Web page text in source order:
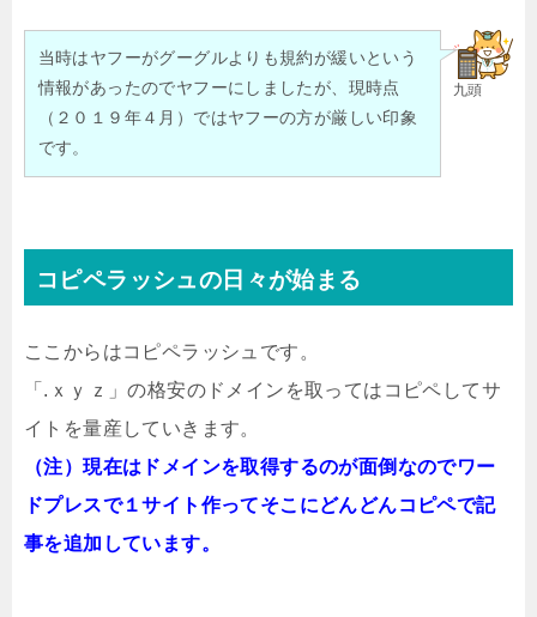
九頭
当時はヤフーがグーグルよりも規約が緩いという
情報があったのでヤフーにしましたが、現時点
（２０１９年４月）ではヤフーの方が厳しい印象
です。
コピペラッシュの日々が始まる
ここからはコピペラッシュです。
「.ｘｙｚ」の格安のドメインを取ってはコピペしてサ
イトを量産していきます。
（注）現在はドメインを取得するのが面倒なのでワー
ドプレスで１サイト作ってそこにどんどんコピペで記
事を追加しています。